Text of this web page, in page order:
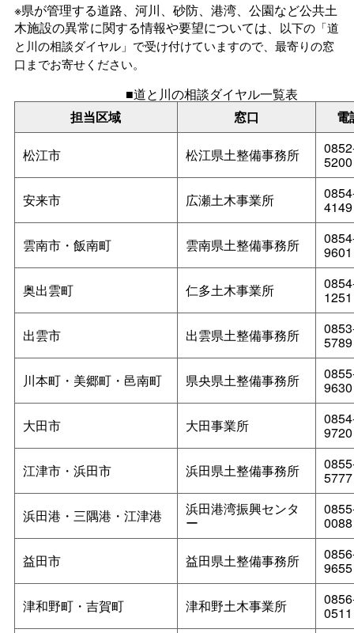
※県が管理する道路、河川、砂防、港湾、公園など公共土
木施設の異常に関する情報や要望については、
以下の「道
と川の相談ダイヤル」で受け付けていますので、最寄りの窓
口までお寄せください。
■道と川の相談ダイヤル一覧表
担当区域
窓口 電
松江市 松江県土整備事務所 5200
安来市 広瀬土木事業所 4149
雲南市・飯南町 雲南県土整備事務所 9601
奥出雲町 仁多土木事業所 1251
出雲市 出雲県土整備事務所 5789
川本町・美郷町・邑南町 県央県土整備事務所 9630
大田市 大田事業所 9720
江津市・浜田市 浜田県土整備事務所 5777
浜田港・三隅港・江津港 浜田港湾振興センタ
ー 0088
益田市 益田県土整備事務所 9655
津和野町・吉賀町 津和野土木事業所 0511